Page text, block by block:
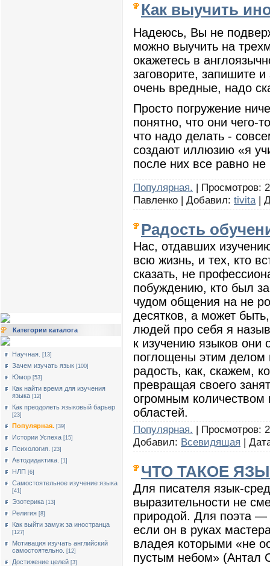
Категории каталога
Научная. [13]
Зачем изучать язык [100]
Юмор [53]
Как найти время для изучения
языка [12]
Как преодолеть языковый барьер
[23]
Популярная. [39]
Истории Успеха [15]
Психология. [23]
Автодидактика. [1]
НЛП [6]
Cамостоятельное изучение языка
[41]
Эзотерика [13]
Религия [8]
Как выйти замуж за иностранца
[127]
Мотивация изучать английский
самостоятельно.
[12]
Достижение целей [3]
Как выучить
Надеюсь, Вы не
можно выучить на
окажетесь в
заговорите, запишите
очень вредные, надо
Просто погружение
понятно, что они чего-
что надо делать -
создают иллюзию «я
после них все равно не
Популярная. | Просмотров:
Павленко | Добавил: tivita |
Радость
Нас, отдавших
всю жизнь, и тех, кто
сказать, не
побуждению, кто был
чудом общения на не
десятков, а может
людей про себя я
к изучению языков они
поглощены этим делом
радость, как, скажем,
превращая своего
огромным
областей.
Популярная. | Просмотров:
Добавил: Всевидящая |
ЧТО ТАКОЕ
Для писателя язык-
выразительности не
природой. Для поэта —
если он в руках
владея которыми «не
пустым небом» (Антал